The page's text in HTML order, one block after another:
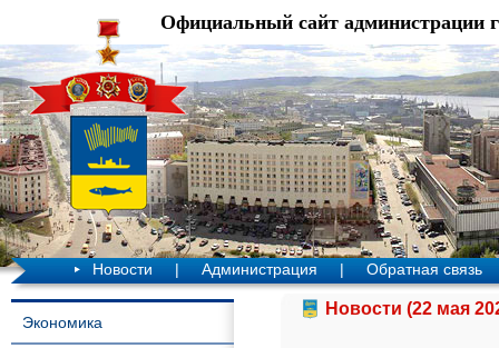
Официальный сайт администрации
Новости | Администрация | Обратная связь
Экономика
Новости (22 мая